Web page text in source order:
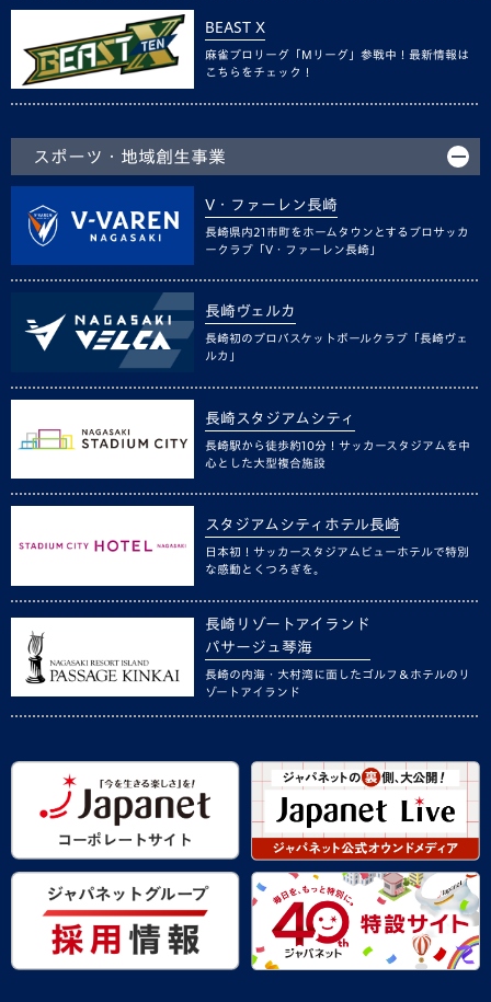
BEAST X
麻雀プロリーグ「Mリーグ」参戦中！最新情報は
こちらをチェック！
スポーツ・地域創生事業
V・ファーレン長崎
長崎県内21市町をホームタウンとするプロサッカ
ークラブ「V・ファーレン長崎」
長崎ヴェルカ
長崎初のプロバスケットボールクラブ「長崎ヴェ
ルカ」
長崎スタジアムシティ
長崎駅から徒歩約10分！サッカースタジアムを中
心とした大型複合施設
スタジアムシティホテル長崎
日本初！サッカースタジアムビューホテルで特別
な感動とくつろぎを。
長崎リゾートアイランド
パサージュ琴海
長崎の内海・大村湾に面したゴルフ＆ホテルのリ
ゾートアイランド